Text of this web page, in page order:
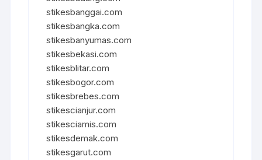
stikesbanggai.com
stikesbangka.com
stikesbanyumas.com
stikesbekasi.com
stikesblitar.com
stikesbogor.com
stikesbrebes.com
stikescianjur.com
stikesciamis.com
stikesdemak.com
stikesgarut.com